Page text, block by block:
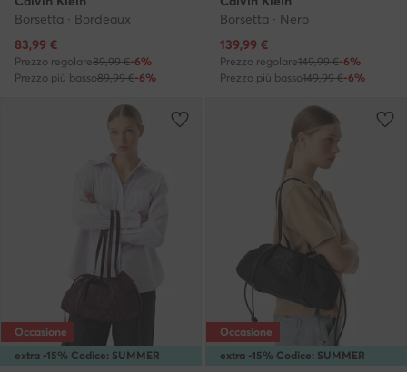
Borsetta · Bordeaux
Prezzo attuale
83,99 €
Prezzo regolare89,99 €-6%
Prezzo più basso89,99 €-6%
Borsetta · Nero
Prezzo attuale
139,99 €
Prezzo regolare149,99 €-6%
Prezzo più basso149,99 €-6%
extra -15% Codice: SUMMER
Occasione
extra -15% Codice: SUMMER
Occasione